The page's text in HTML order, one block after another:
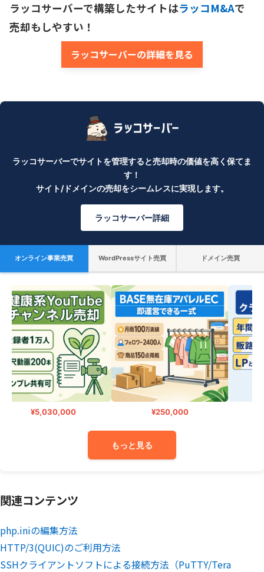
ラッコサーバーで構築したサイトはラッコM&Aで
売却もしやすい！
ラッコサーバーの詳細を見る
ラッコサーバーでサイトを管理すると売却時の価値を高く保てま
す！
サイト/ドメインの売却をシームレスに実現します。
ラッコサーバー詳細
オンライン事業売買 WordPressサイト売買 ドメイン売買
¥5,030,000 ¥250,000
もっと見る
関連コンテンツ
php.iniの編集方法
HTTP/3(QUIC)のご利用方法
SSHクライアントソフトによる接続方法（PuTTY/Tera